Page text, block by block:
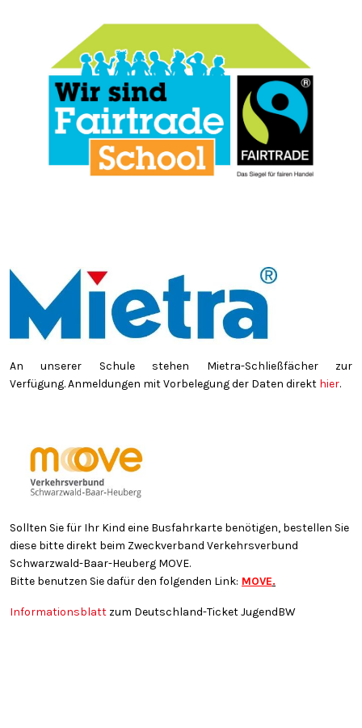
An unserer Schule stehen Mietra-Schließfächer zur
Verfügung. Anmeldungen mit Vorbelegung der Daten direkt hier.
Sollten Sie für Ihr Kind eine Busfahrkarte benötigen, bestellen Sie
diese bitte direkt beim Zweckverband Verkehrsverbund
Schwarzwald-Baar-Heuberg MOVE.
Bitte benutzen Sie dafür den folgenden Link: MOVE.
Informationsblatt zum Deutschland-Ticket JugendBW